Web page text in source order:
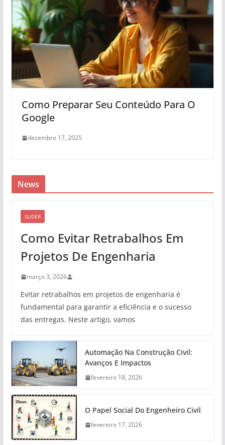
Como Preparar Seu Conteúdo Para O
Google
dezembro 17, 2025
News
SLIDER
Como Evitar Retrabalhos Em
Projetos De Engenharia
março 3, 2026
Evitar retrabalhos em projetos de engenharia é
fundamental para garantir a eficiência e o sucesso
das entregas. Neste artigo, vamos
Automação Na Construção Civil:
Avanços E Impactos
fevereiro 18, 2026
O Papel Social Do Engenheiro Civil
fevereiro 17, 2026